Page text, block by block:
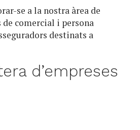
se a la nostra àrea de
comercial i persona
destinats a
d’empreses